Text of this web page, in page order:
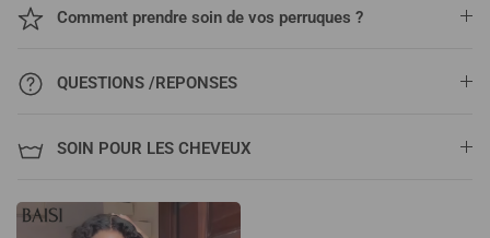
Comment prendre soin de vos perruques ?
QUESTIONS /REPONSES
SOIN POUR LES CHEVEUX